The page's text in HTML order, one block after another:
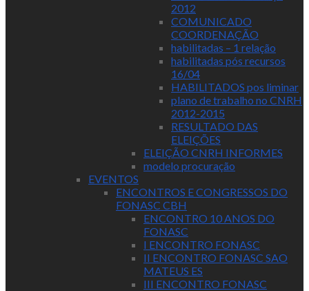
2012
COMUNICADO
COORDENAÇÃO
habilitadas – 1 relação
habilitadas pós recursos
16/04
HABILITADOS pos liminar
plano de trabalho no CNRH
2012-2015
RESULTADO DAS
ELEIÇÕES
ELEIÇÃO CNRH INFORMES
modelo procuração
EVENTOS
ENCONTROS E CONGRESSOS DO
FONASC CBH
ENCONTRO 10 ANOS DO
FONASC
I ENCONTRO FONASC
II ENCONTRO FONASC SAO
MATEUS ES
III ENCONTRO FONASC